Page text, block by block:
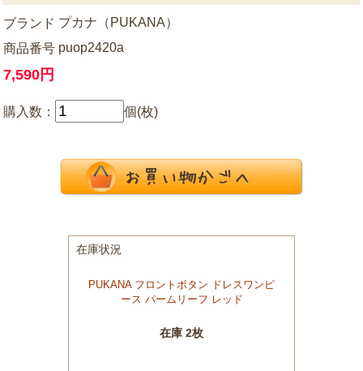
ブランド プカナ（PUKANA）
商品番号 puop2420a
7,590円
購入数： 個(枚)